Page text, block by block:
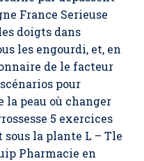
France Serieuse
doigts dans
les engourdi, et, en
de le facteur
pour
la peau où changer
5 exercices
sous la plante L – Tle
Pharmacie en